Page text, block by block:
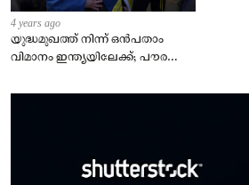
4 years ago
യുദ്ധമുഖത്ത് നിന്ന് ഒൻപതാം
വിമാനം ഇന്ത്യയിലേക്ക്; പൗരന്മാർ
– കേന്ദ്രം